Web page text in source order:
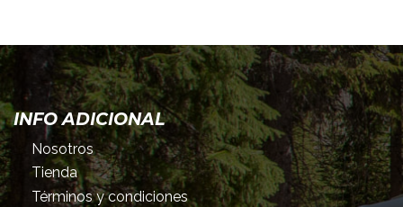
INFO ADICIONAL
Nosotros
Tienda
Términos y condiciones